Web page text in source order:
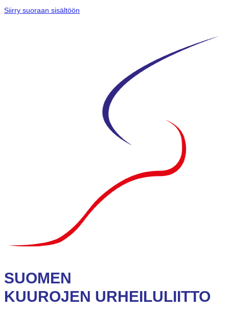
Siirry suoraan sisältöön
SUOMEN
KUUROJEN URHEILULIITTO